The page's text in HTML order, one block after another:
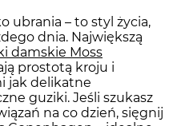
ubrania – to styl życia,
dnia. Największą
damskie Moss
prostotą kroju i
jak delikatne
guziki. Jeśli szukasz
na co dzień, sięgnij